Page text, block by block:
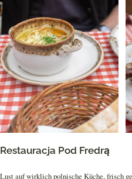
Restauracja Pod Fredrą
Lust auf wirklich polnische Küche, frisch